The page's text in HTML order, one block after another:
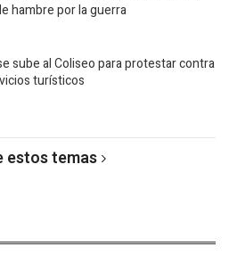
hambre por la guerra
sube al Coliseo para protestar contra
turísticos
estos temas